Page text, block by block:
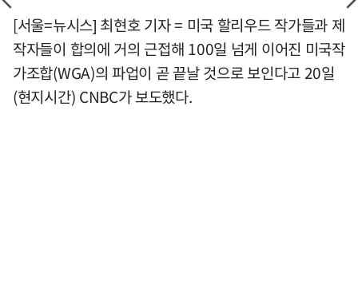
[서울=뉴시스] 최현호 기자 = 미국 할리우드 작가들과 제
작자들이 합의에 거의 근접해 100일 넘게 이어진 미국작
가조합(WGA)의 파업이 곧 끝날 것으로 보인다고 20일
(현지시간) CNBC가 보도했다.